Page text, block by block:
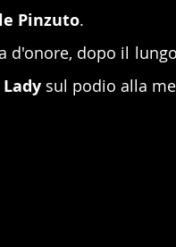
Pinzuto.
d'onore, dopo il
sul podio alla